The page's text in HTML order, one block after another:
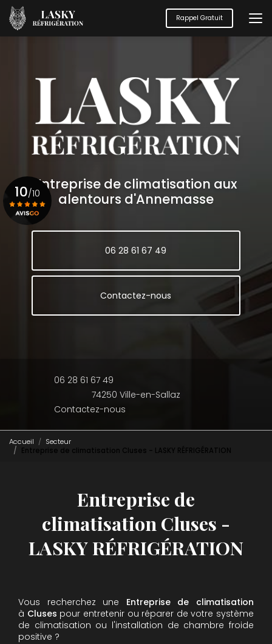
Aller
au
contenu
principal
Rappel Gratuit
Entreprise de climatisation aux
alentours d'Annemasse
06 28 61 67 49
Contactez-nous
06 28 61 67 49
74250 Ville-en-Sallaz
Contactez-nous
10/10
Voir le certificat
Accueil
Secteur
Entreprise de climatisation Cluses - LASKY RÉFRIGÉRATION
Entreprise de
climatisation Cluses -
LASKY RÉFRIGÉRATION
Vous recherchez une Entreprise de climatisation
à Cluses pour entretenir ou réparer de votre système
de climatisation ou l'installation de chambre froide
positive ?